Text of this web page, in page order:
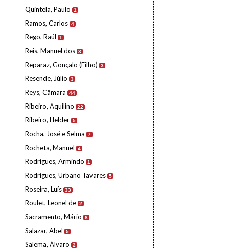
Quintela, Paulo 1
Ramos, Carlos 4
Rego, Raúl 1
Reis, Manuel dos 3
Reparaz, Gonçalo (Filho) 3
Resende, Júlio 3
Reys, Câmara 44
Ribeiro, Aquilino 22
Ribeiro, Helder 5
Rocha, José e Selma 7
Rocheta, Manuel 4
Rodrigues, Armindo 1
Rodrigues, Urbano Tavares 5
Roseira, Luís 33
Roulet, Leonel de 2
Sacramento, Mário 8
Salazar, Abel 5
Salema, Álvaro 2